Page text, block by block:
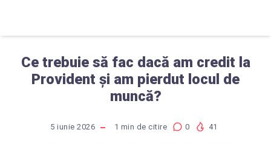
Ce trebuie să fac dacă am credit la
Provident și am pierdut locul de
muncă?
5 iunie 2026 1 min de citire 0 41